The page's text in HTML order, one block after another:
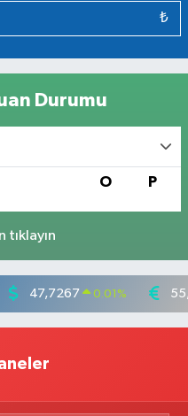
₺
Durumu
O P
tıklayın
47,7267 0.01 %